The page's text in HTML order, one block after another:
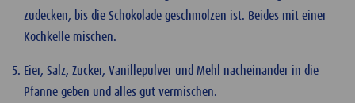
zudecken, bis die Schokolade geschmolzen ist. Beides mit einer
Kochkelle mischen.
Eier, Salz, Zucker, Vanillepulver und Mehl nacheinander in die
Pfanne geben und alles gut vermischen.